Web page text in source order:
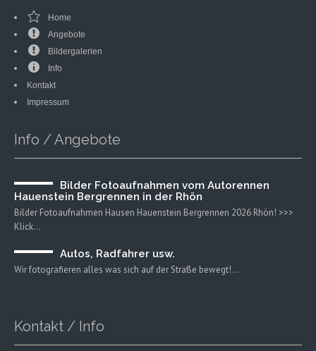
Home
Angebote
Bildergalerien
Info
Kontakt
Impressum
Info / Angebote
Bilder Fotoaufnahmen vom Autorennen
Hauenstein Bergrennen in der Rhön
Bilder Fotoaufnahmen Hausen Hauenstein Bergrennen 2026 Rhön! >>>
Klick…
Autos, Radfahrer usw.
Wir fotografieren alles was sich auf der Straße bewegt!…
Kontakt / Info